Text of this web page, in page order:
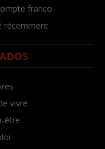
franco
récemment
vivre
être